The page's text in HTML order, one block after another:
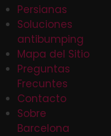
Persianas
Soluciones
antibumping
Mapa del Sitio
Preguntas
Frecuntes
Contacto
Sobre
Barcelona